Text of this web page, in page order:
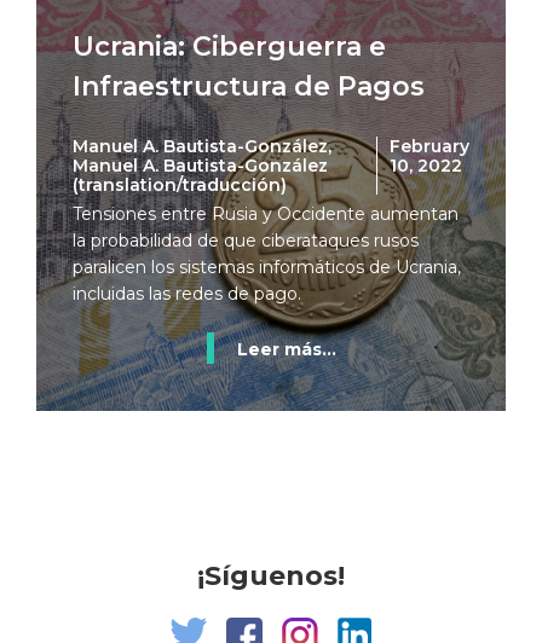
Ucrania: Ciberguerra e
Infraestructura de Pagos
Manuel A. Bautista-González,
Manuel A. Bautista-González
(translation/traducción)
February
10, 2022
Tensiones entre Rusia y Occidente aumentan
la probabilidad de que ciberataques rusos
paralicen los sistemas informáticos de Ucrania,
incluidas las redes de pago.
Leer más...
¡Síguenos!